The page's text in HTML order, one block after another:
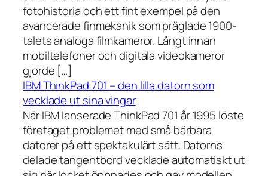
fotohistoria och ett fint exempel på den
avancerade finmekanik som präglade 1900-
talets analoga filmkameror. Långt innan
mobiltelefoner och digitala videokameror
gjorde […]
IBM ThinkPad 701 – den lilla datorn som
vecklade ut sina vingar
När IBM lanserade ThinkPad 701 år 1995 löste
företaget problemet med små bärbara
datorer på ett spektakulärt sätt. Datorns
delade tangentbord vecklade automatiskt ut